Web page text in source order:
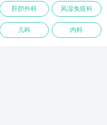
肝胆外科 风湿免疫科
儿科 内科